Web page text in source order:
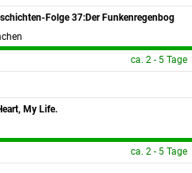
Folge 37:Der Funkenregenbog
ca. 2 - 5 Tage
My Life.
ca. 2 - 5 Tage